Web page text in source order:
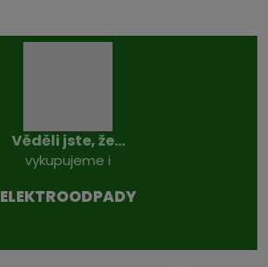
Věděli jste, že...
vykupujeme i
ELEKTROODPADY